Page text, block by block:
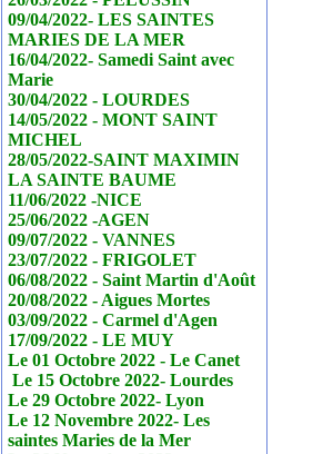
09/04/2022- LES SAINTES
MARIES DE LA MER
16/04/2022- Samedi Saint avec
Marie
30/04/2022 - LOURDES
14/05/2022 - MONT SAINT
MICHEL
28/05/2022-SAINT MAXIMIN
LA SAINTE BAUME
11/06/2022 -NICE
25/06/2022 -AGEN
09/07/2022 - VANNES
23/07/2022 - FRIGOLET
06/08/2022 - Saint Martin d'Août
20/08/2022 - Aigues Mortes
03/09/2022 - Carmel d'Agen
17/09/2022 - LE MUY
Le 01 Octobre 2022 - LeCanet
Le 15 Octobre 2022- Lourdes
Le 29 Octobre 2022- Lyon
Le 12 Novembre 2022- Les
saintes Maries de la Mer